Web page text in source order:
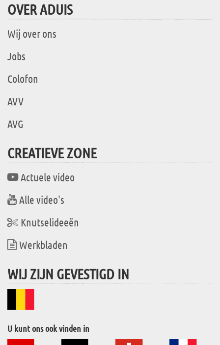
OVER ADUIS
Wij over ons
Jobs
Colofon
AVV
AVG
CREATIEVE ZONE
Actuele video
Alle video's
Knutselideeën
Werkbladen
WIJ ZIJN GEVESTIGD IN
U kunt ons ook vinden in